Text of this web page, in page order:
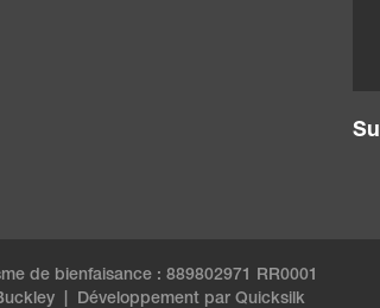
de bienfaisance : 889802971 RR0001
Développement par Quicksilk